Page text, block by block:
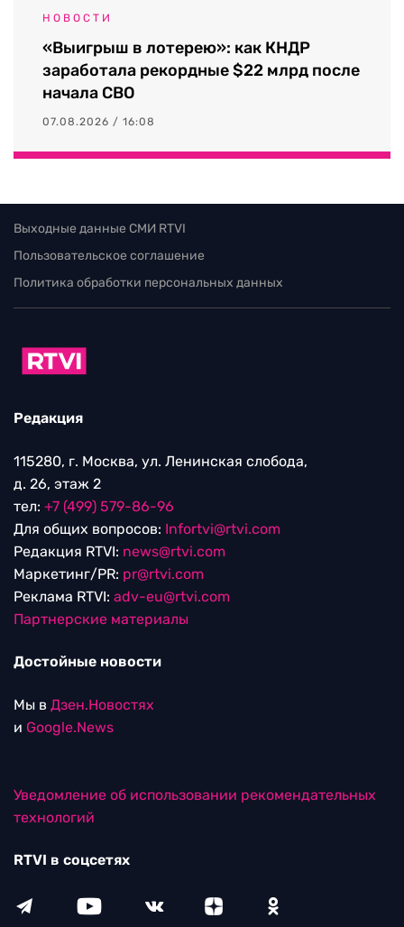
НОВОСТИ
«Выигрыш в лотерею»: как КНДР
заработала рекордные $22 млрд после
начала СВО
07.08.2026 / 16:08
Выходные данные СМИ RTVI
Пользовательское соглашение
Политика обработки персональных данных
Редакция
115280, г. Москва, ул. Ленинская слобода,
д. 26, этаж 2
тел: +7 (499) 579-86-96
Для общих вопросов: Infortvi@rtvi.com
Редакция RTVI: news@rtvi.com
Маркетинг/PR: pr@rtvi.com
Реклама RTVI: adv-eu@rtvi.com
Партнерские материалы
Достойные новости
Мы в Дзен.Новостях
и Google.News
Уведомление об использовании рекомендательных
технологий
RTVI в соцсетях